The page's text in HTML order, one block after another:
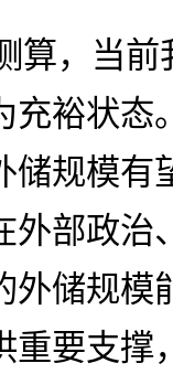
算，当
充裕状态
储规模有
外部政治
外储规模
重要支撑